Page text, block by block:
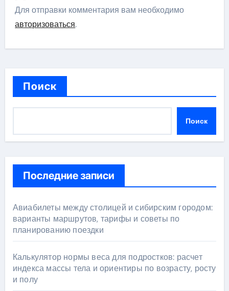
Для отправки комментария вам необходимо
авторизоваться.
Поиск
Поиск
Последние записи
Авиабилеты между столицей и сибирским городом:
варианты маршрутов, тарифы и советы по
планированию поездки
Калькулятор нормы веса для подростков: расчет
индекса массы тела и ориентиры по возрасту, росту
и полу